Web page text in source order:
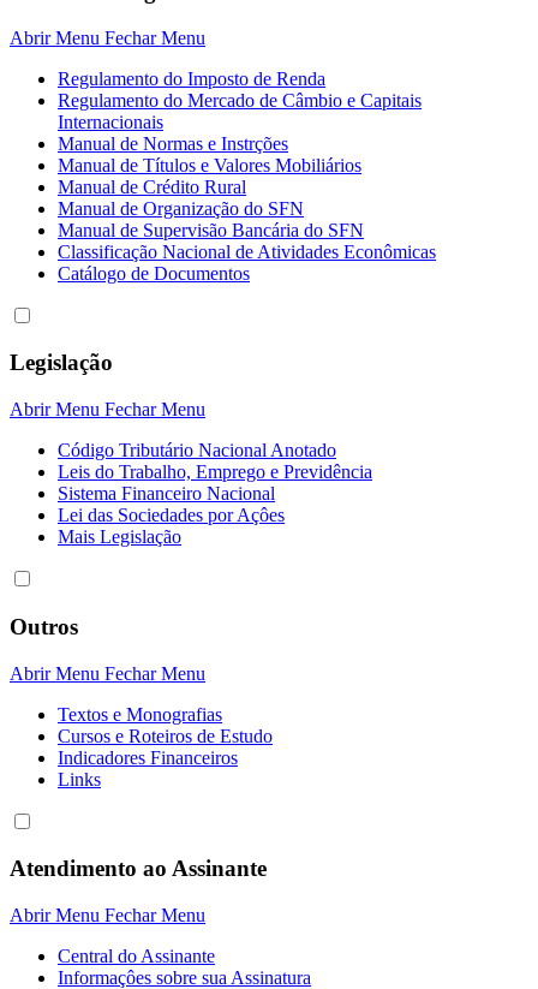
Abrir Menu Fechar Menu
Regulamento do Imposto de Renda
Regulamento do Mercado de Câmbio e Capitais
Internacionais
Manual de Normas e Instrções
Manual de Títulos e Valores Mobiliários
Manual de Crédito Rural
Manual de Organização do SFN
Manual de Supervisão Bancária do SFN
Classificação Nacional de Atividades Econômicas
Catálogo de Documentos
Legislação
Abrir Menu Fechar Menu
Código Tributário Nacional Anotado
Leis do Trabalho, Emprego e Previdência
Sistema Financeiro Nacional
Lei das Sociedades por Açôes
Mais Legislação
Outros
Abrir Menu Fechar Menu
Textos e Monografias
Cursos e Roteiros de Estudo
Indicadores Financeiros
Links
Atendimento ao Assinante
Abrir Menu Fechar Menu
Central do Assinante
Informaçôes sobre sua Assinatura